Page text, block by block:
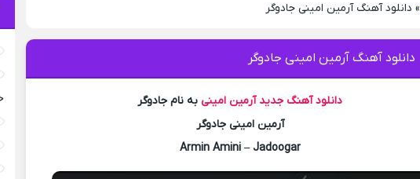
» دانلود آهنگ آرمین امینی جادوگر
دانلود آهنگ آرمین امینی جادوگر
دانلود آهنگ جدید آرمین امینیبه نام جادوگر
آرمین امینی جادوگر
Armin Amini – Jadoogar